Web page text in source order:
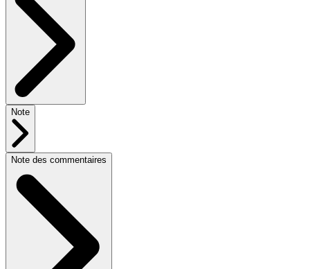
Note
Note des commentaires